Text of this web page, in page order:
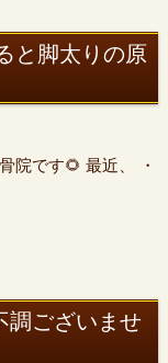
と脚太りの原
院です🌻 最近、 ・
調ございませ